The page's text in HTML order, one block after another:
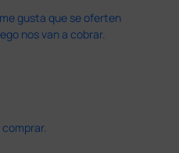
gusta que se oferten
nos van a cobrar.